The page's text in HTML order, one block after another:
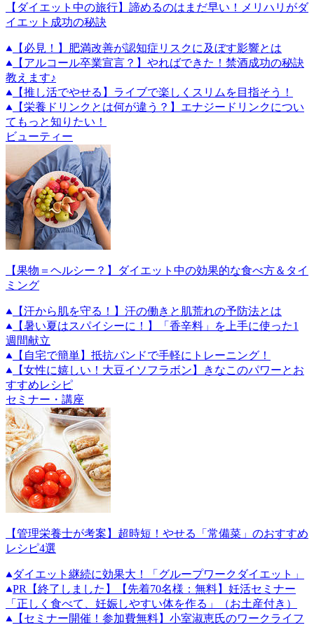
【ダイエット中の旅行】諦めるのはまだ早い！メリハリがダ
イエット成功の秘訣
【必見！】肥満改善が認知症リスクに及ぼす影響とは
【アルコール卒業宣言？】やればできた！禁酒成功の秘訣
教えます♪
【推し活でやせる】ライブで楽しくスリムを目指そう！
【栄養ドリンクとは何が違う？】エナジードリンクについ
てもっと知りたい！
ビューティー
【果物＝ヘルシー？】ダイエット中の効果的な食べ方＆タイ
ミング
【汗から肌を守る！】汗の働きと肌荒れの予防法とは
【暑い夏はスパイシーに！】「香辛料」を上手に使った1
週間献立
【自宅で簡単】抵抗バンドで手軽にトレーニング！
【女性に嬉しい！大豆イソフラボン】きなこのパワーとお
すすめレシピ
セミナー・講座
【管理栄養士が考案】超時短！やせる「常備菜」のおすすめ
レシピ4選
ダイエット継続に効果大！「グループワークダイエット」
PR
【終了しました】【先着70名様：無料】妊活セミナー
「正しく食べて、妊娠しやすい体を作る」（お土産付き）
【セミナー開催！参加費無料】小室淑恵氏のワークライフ